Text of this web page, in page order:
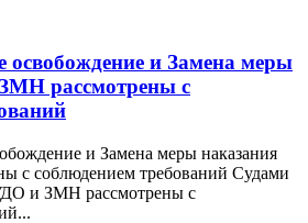
освобождение и Замена меры
рассмотрены с
и Замена меры наказания
с соблюдением требований Судами
и ЗМН рассмотрены с